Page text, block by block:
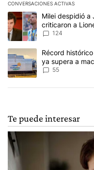
CONVERSACIONES ACTIVAS
Este listado muestra los
Un artículo de tendencia
Milei despidió a
criticaron a
anti-Messi”
124
Un artículo de tendencia
Récord
ya supera a
55